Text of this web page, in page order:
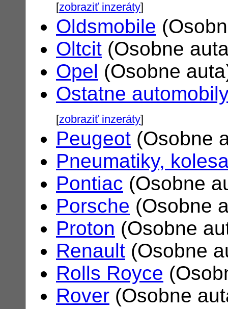
[zobraziť inzeráty]
Oldsmobile
Oltcit (Osobne
Opel (Osobne
Ostatne
[zobraziť inzeráty]
Peugeot (Osobne
Pneumatiky,
Pontiac (Osobne
Porsche (Osobne
Proton (Osobne
Renault (Osobne
Rolls Royce
Rover (Osobne